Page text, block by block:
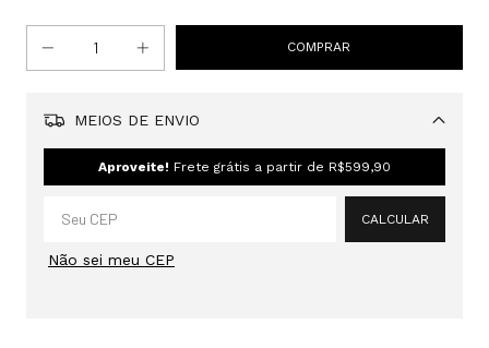
MEIOS DE ENVIO
Aproveite! Frete grátis a partir de R$599,90
CALCULAR
Não sei meu CEP